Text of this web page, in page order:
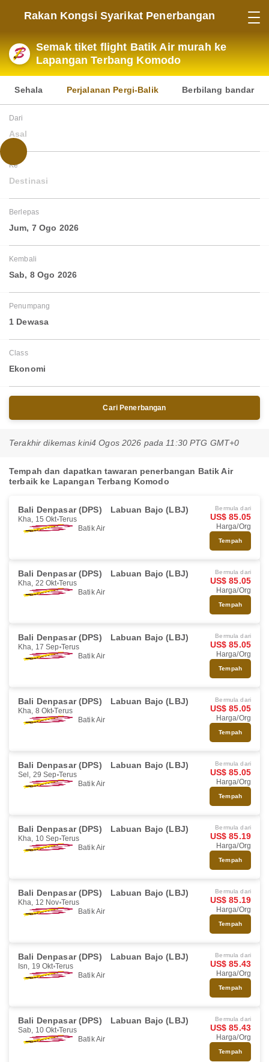
Rakan Kongsi Syarikat Penerbangan
Semak tiket flight Batik Air murah ke
Lapangan Terbang Komodo
Sehala Perjalanan Pergi-Balik Berbilang bandar
Dari
Asal
Ke
Destinasi
Berlepas
Jum, 7 Ogo 2026
Kembali
Sab, 8 Ogo 2026
Penumpang
1 Dewasa
Class
Ekonomi
Cari Penerbangan
Terakhir dikemas kini4 Ogos 2026 pada 11:30 PTG GMT+0
Tempah dan dapatkan tawaran penerbangan Batik Air
terbaik ke Lapangan Terbang Komodo
Bali Denpasar (DPS) Labuan Bajo (LBJ)
Kha, 15 Okt Terus
Batik Air
Bermula dari
US$ 85.05
Harga/Org
Tempah
Bali Denpasar (DPS) Labuan Bajo (LBJ)
Kha, 22 Okt Terus
Batik Air
Bermula dari
US$ 85.05
Harga/Org
Tempah
Bali Denpasar (DPS) Labuan Bajo (LBJ)
Kha, 17 Sep Terus
Batik Air
Bermula dari
US$ 85.05
Harga/Org
Tempah
Bali Denpasar (DPS) Labuan Bajo (LBJ)
Kha, 8 Okt Terus
Batik Air
Bermula dari
US$ 85.05
Harga/Org
Tempah
Bali Denpasar (DPS) Labuan Bajo (LBJ)
Sel, 29 Sep Terus
Batik Air
Bermula dari
US$ 85.05
Harga/Org
Tempah
Bali Denpasar (DPS) Labuan Bajo (LBJ)
Kha, 10 Sep Terus
Batik Air
Bermula dari
US$ 85.19
Harga/Org
Tempah
Bali Denpasar (DPS) Labuan Bajo (LBJ)
Kha, 12 Nov Terus
Batik Air
Bermula dari
US$ 85.19
Harga/Org
Tempah
Bali Denpasar (DPS) Labuan Bajo (LBJ)
Isn, 19 Okt Terus
Batik Air
Bermula dari
US$ 85.43
Harga/Org
Tempah
Bali Denpasar (DPS) Labuan Bajo (LBJ)
Sab, 10 Okt Terus
Batik Air
Bermula dari
US$ 85.43
Harga/Org
Tempah